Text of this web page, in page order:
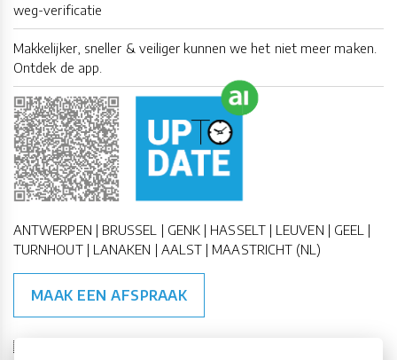
weg-verificatie
Makkelijker, sneller & veiliger kunnen we het niet meer maken.
Ontdek de app.
ANTWERPEN | BRUSSEL | GENK | HASSELT | LEUVEN | GEEL |
TURNHOUT | LANAKEN | AALST | MAASTRICHT (NL)
MAAK EEN AFSPRAAK
🇪🇺 🇧🇪